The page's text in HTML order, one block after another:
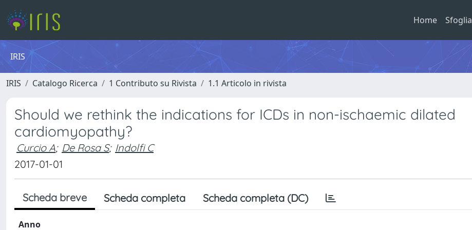
Home Sfoglia
IRIS
IRIS Catalogo Ricerca 1 Contributo su Rivista 1.1 Articolo in rivista
Should we rethink the indications for ICDs in non-ischaemic dilated
cardiomyopathy?
Curcio A; De Rosa S; Indolfi C
2017-01-01
Scheda breve Scheda completa Scheda completa (DC)
Anno